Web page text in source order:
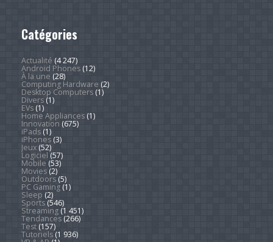
Catégories
Actualité (4 247)
Android Phones(12)
À la une (28)
Computing Hardware (2)
Desktop Computers(1)
Divers(1)
EVs(1)
Home Appliances(1)
Innovation (675)
iPads(1)
iPhones(3)
Jeux(52)
Logiciel (57)
Mobile (53)
Movies(2)
Outdoors(5)
PC Gaming(1)
Sleep (2)
Sports(546)
Streaming(1 451)
Tendances(266)
Test(157)
Tutoriels(1 936)